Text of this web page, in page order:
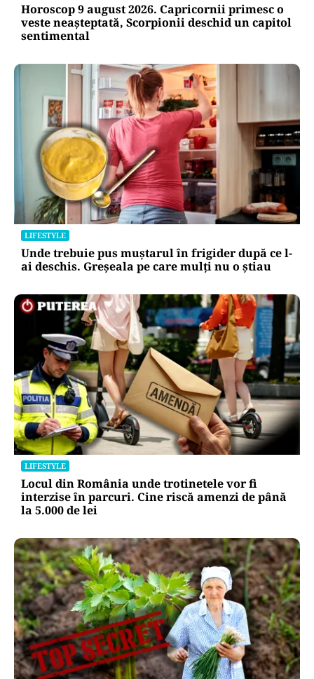
Horoscop 9 august 2026. Capricornii primesc o
veste neașteptată, Scorpionii deschid un capitol
sentimental
LIFESTYLE
Unde trebuie pus muștarul în frigider după ce l-
ai deschis. Greșeala pe care mulți nu o știau
LIFESTYLE
Locul din România unde trotinetele vor fi
interzise în parcuri. Cine riscă amenzi de până
la 5.000 de lei